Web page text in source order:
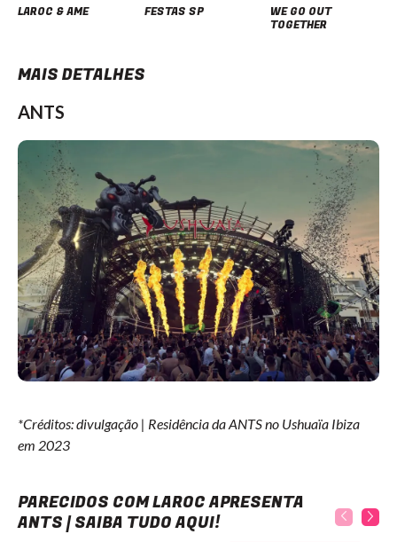
LAROC & AME FESTAS SP
WE GO OUT
TOGETHER
MAIS DETALHES
ANTS
*Créditos: divulgação | Residência da ANTS no Ushuaïa Ibiza
em 2023
PARECIDOS COM LAROC APRESENTA
ANTS | SAIBA TUDO AQUI!